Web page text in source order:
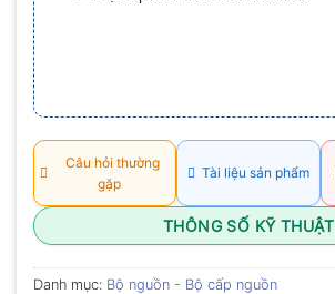
Câu hỏi thường
gặp
Tài liệu sản phẩm
THÔNG SỐ KỸ THUẬT
Danh mục: Bộ nguồn - Bộ cấp nguồn